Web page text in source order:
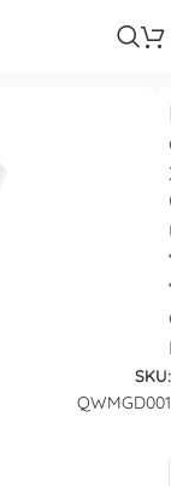
SKU:
QWMGD001